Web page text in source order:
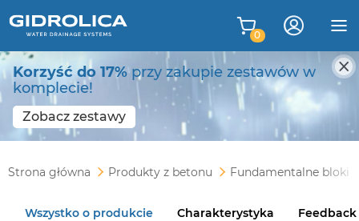
Korzyść do 17% przy zakupie zestawów w
komplecie!
Zobacz zestawy
0
Strona główna Produkty z betonu Fundamentalne bloki
Wszystko o produkcie Charakterystyka